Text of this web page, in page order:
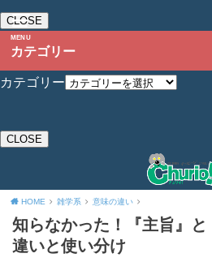
MENU
CLOSE
カテゴリー
カテゴリー
CLOSE
HOME 雑学系 意味の違い
知らなかった！『主旨』
違いと使い分け